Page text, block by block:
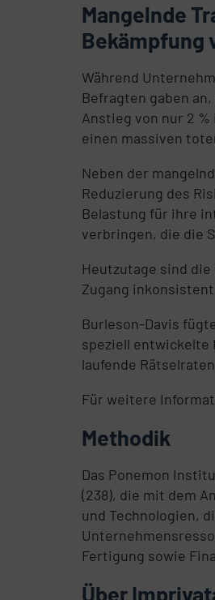
Mangelnde
Bekämpfung
Während
Befragten gaben
Anstieg von nur 2
einen massiven
Neben der
Reduzierung des
Belastung für ihre
verbringen, die die
Heutzutage sind
Zugang
Burleson-Davis
speziell entwickelte
laufende
Für weitere
Methodik
Das Ponemon
(238), die mit dem
und Technologien,
Fertigung sowie
Über